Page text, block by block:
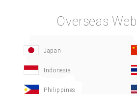
Overseas
Japan
Indonesia
Philippines